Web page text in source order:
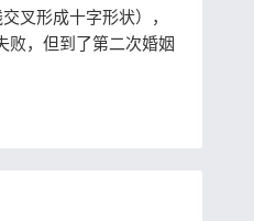
叉形成十字形状），
败，但到了第二次婚姻